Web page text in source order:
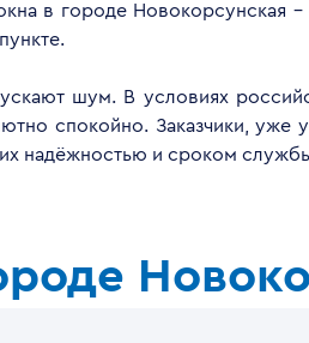
в городе Новокорсунская
шум. В условиях
спокойно. Заказчики,
их надёжностью и сроком